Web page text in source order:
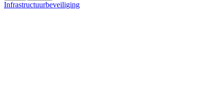
Infrastructuurbeveiliging